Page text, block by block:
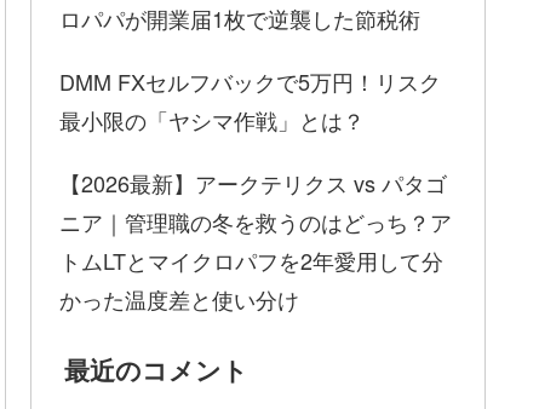
ロパパが開業届1枚で逆襲した節税術
DMM FXセルフバックで5万円！リスク
最小限の「ヤシマ作戦」とは？
【2026最新】アークテリクス vs パタゴ
ニア｜管理職の冬を救うのはどっち？ア
トムLTとマイクロパフを2年愛用して分
かった温度差と使い分け
最近のコメント